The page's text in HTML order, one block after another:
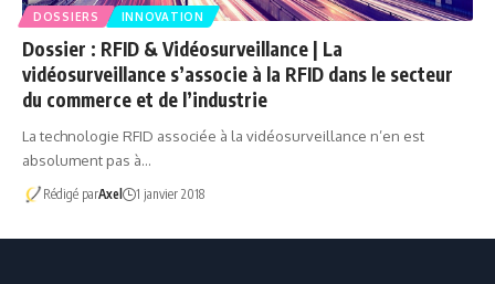
DOSSIERS INNOVATION
Dossier : RFID & Vidéosurveillance | La
vidéosurveillance s’associe à la RFID dans le secteur
du commerce et de l’industrie
La technologie RFID associée à la vidéosurveillance n’en est
absolument pas à…
Rédigé parAxel 1 janvier 2018